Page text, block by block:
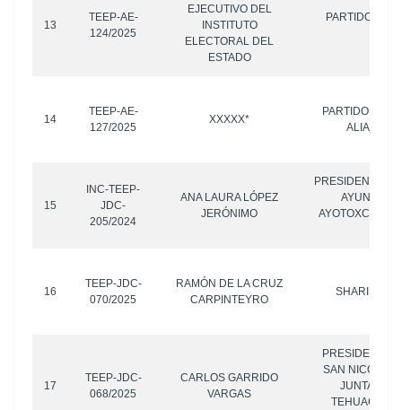
13
TEEP-AE-
124/2025
EJECUTIVO DEL
INSTITUTO
ELECTORAL DEL
ESTADO
PARTIDO
14
TEEP-AE-
127/2025
XXXXX*
PARTIDO
ALIANZA
15
INC-TEEP-
JDC-
205/2024
ANA LAURA LÓPEZ
JERÓNIMO
PRESIDENTE
AYOTOXCO DE
16
TEEP-JDC-
070/2025
RAMÓN DE LA CRUZ
CARPINTEYRO
SHARIF
17
TEEP-JDC-
068/2025
CARLOS GARRIDO
VARGAS
PRESIDENTE
SAN NICOLÁS
JUNTA
TEHUACÁN,